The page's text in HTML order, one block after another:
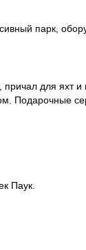
парк,
для яхт и
Подарочные
Паук.